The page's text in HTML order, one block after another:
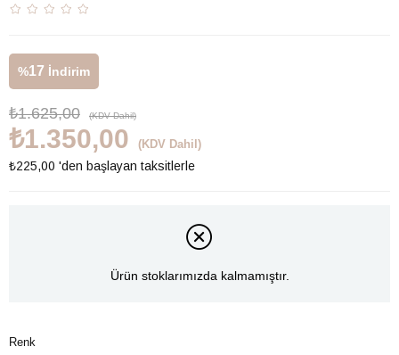
%17 İndirim
₺1.625,00 (KDV Dahil)
₺1.350,00 (KDV Dahil)
₺225,00 'den başlayan taksitlerle
Ürün stoklarımızda kalmamıştır.
Renk